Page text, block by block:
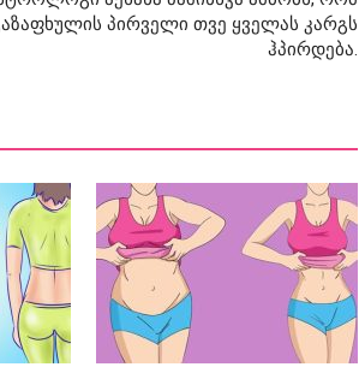
პირველი თვე ყველას კარგს
ჰპირდება.